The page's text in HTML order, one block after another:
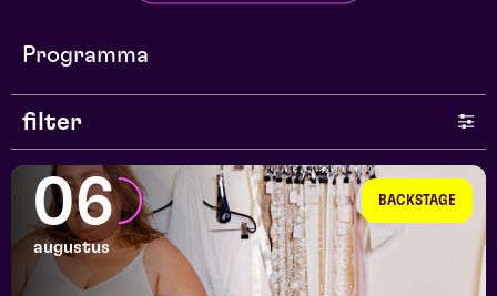
Programma
filter
genre
series en selecties
BACKSTAGE
06
augustus